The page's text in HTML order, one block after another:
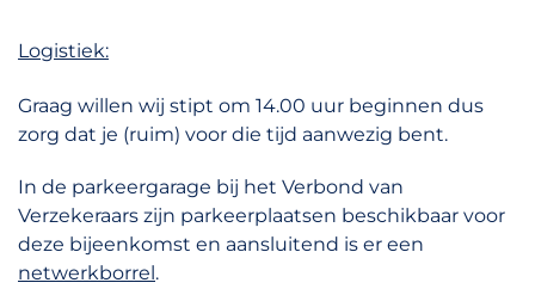
Logistiek:
Graag willen wij stipt om 14.00 uur beginnen dus
zorg dat je (ruim) voor die tijd aanwezig bent.
In de parkeergarage bij het Verbond van
Verzekeraars zijn parkeerplaatsen beschikbaar voor
deze bijeenkomst en aansluitend is er een
netwerkborrel.